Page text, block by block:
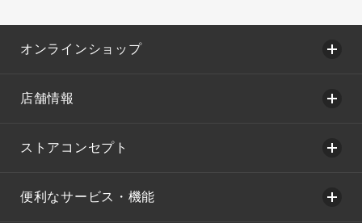
オンラインショップ
店舗情報
ストアコンセプト
便利なサービス・機能